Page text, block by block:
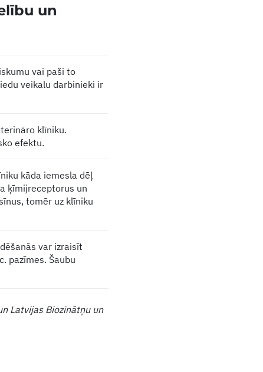
un
vai paši to
veikalu darbinieki ir
klīniku.
efektu.
kāda iemesla dēļ
ķīmijreceptorus un
tomēr uz klīniku
var izraisīt
pazīmes. Šaubu
Latvijas Biozinātņu un